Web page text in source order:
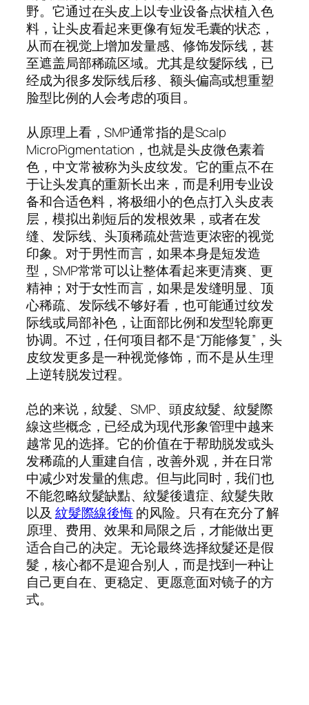
野。它通过在头皮上以专业设备点状植入色
料，让头皮看起来更像有短发毛囊的状态，
从而在视觉上增加发量感、修饰发际线，甚
至遮盖局部稀疏区域。尤其是纹髮际线，已
经成为很多发际线后移、额头偏高或想重塑
脸型比例的人会考虑的项目。
从原理上看，SMP通常指的是Scalp
MicroPigmentation，也就是头皮微色素着
色，中文常被称为头皮纹发。它的重点不在
于让头发真的重新长出来，而是利用专业设
备和合适色料，将极细小的色点打入头皮表
层，模拟出剃短后的发根效果，或者在发
缝、发际线、头顶稀疏处营造更浓密的视觉
印象。对于男性而言，如果本身是短发造
型，SMP常常可以让整体看起来更清爽、更
精神；对于女性而言，如果是发缝明显、顶
心稀疏、发际线不够好看，也可能通过纹发
际线或局部补色，让面部比例和发型轮廓更
协调。不过，任何项目都不是“万能修复”，头
皮纹发更多是一种视觉修饰，而不是从生理
上逆转脱发过程。
总的来说，紋髮、SMP、頭皮紋髮、紋髮際
線这些概念，已经成为现代形象管理中越来
越常见的选择。它的价值在于帮助脱发或头
发稀疏的人重建自信，改善外观，并在日常
中减少对发量的焦虑。但与此同时，我们也
不能忽略紋髮缺點、紋髮後遺症、紋髮失敗
以及 紋髮際線後悔的风险。只有在充分了解
原理、费用、效果和局限之后，才能做出更
适合自己的决定。无论最终选择紋髮还是假
髮，核心都不是迎合别人，而是找到一种让
自己更自在、更稳定、更愿意面对镜子的方
式。